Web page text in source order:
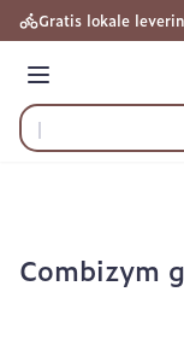
Ga naar de inhoud
Gratis lokale
Menu
Product, merk,
Combizym